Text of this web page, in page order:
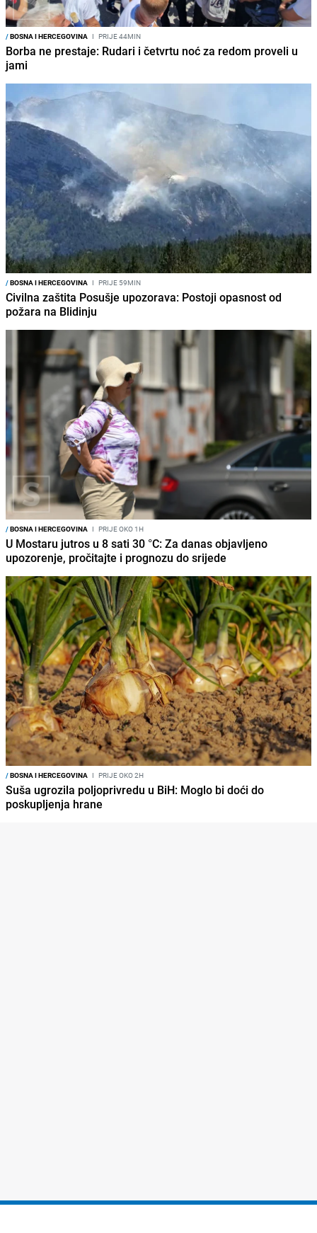
/BOSNA I HERCEGOVINA I PRIJE 44MIN
Borba ne prestaje: Rudari i četvrtu noć za redom proveli u
jami
/BOSNA I HERCEGOVINA I PRIJE 59MIN
Civilna zaštita Posušje upozorava: Postoji opasnost od
požara na Blidinju
/BOSNA I HERCEGOVINA I PRIJE OKO 1H
U Mostaru jutros u 8 sati 30 °C: Za danas objavljeno
upozorenje, pročitajte i prognozu do srijede
/BOSNA I HERCEGOVINA I PRIJE OKO 2H
Suša ugrozila poljoprivredu u BiH: Moglo bi doći do
poskupljenja hrane